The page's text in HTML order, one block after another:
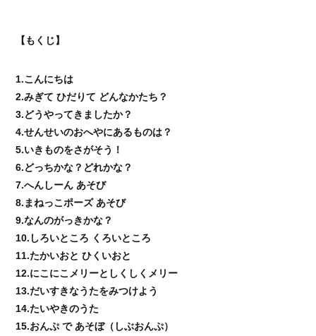
【もくじ】
1.こんにちは
2.みぎて ひだりて どんなかたち？
3.どうやってきましたか？
4.せんせいのおへやにあるものは？
5.いきものをさがそう！
6.どっちかな？どれかな？
7.へんしーん あそび
8.まねっこポーズ あそび
9.なんのがっきかな？
10.しろいところ くろいところ
11.たかいおと ひくいおと
12.にこにこメリーとしくしくメリー
13.だいすきなうたをみつけよう
14.たいやきのうた
15.おんぷ で あそぼ（しぶおんぷ）